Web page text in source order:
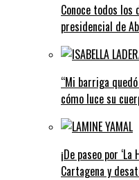
Conoce todos los
presidencial de
“Mi barriga
cómo luce su
¡De paseo por
Cartagena y